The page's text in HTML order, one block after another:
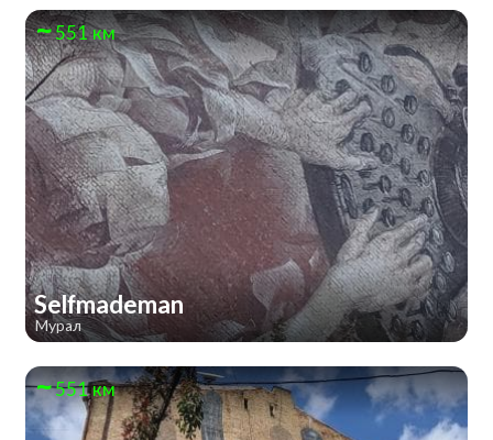
551 км
Selfmademan
Мурал
551 км